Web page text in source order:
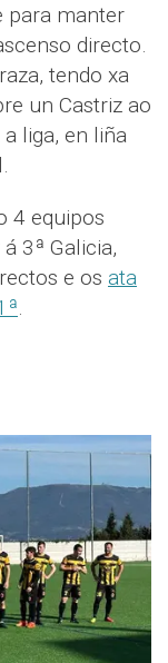
para manter
directo.
tendo xa
un Castriz ao
liga, en liña
4 equipos
3ª Galicia,
e os ata